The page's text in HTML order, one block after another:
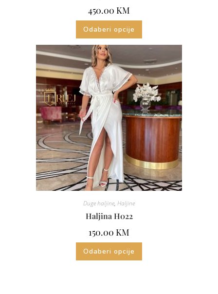
450.00 KM
Odaberi opcije
Duge haljine, Haljine
Haljina H022
150.00 KM
Odaberi opcije